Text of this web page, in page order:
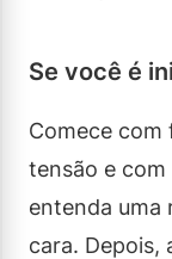
Se você é
Comece com
tensão e
entenda uma
cara. Depois,